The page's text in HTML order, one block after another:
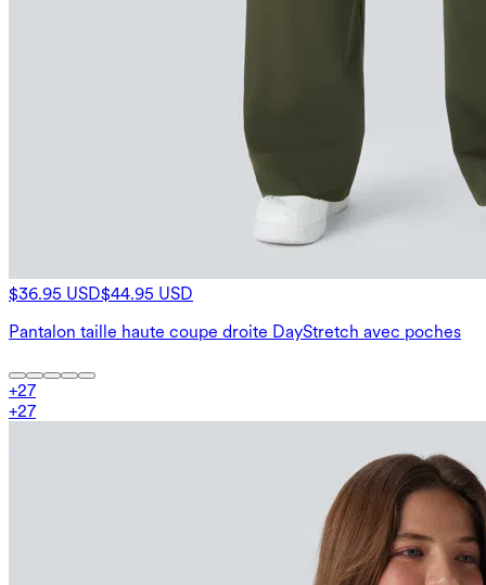
$36.95 USD$44.95 USD
Pantalon taille haute coupe droite DayStretch avec poches
+27
+27